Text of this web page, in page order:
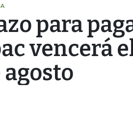
para
vencerá
agosto